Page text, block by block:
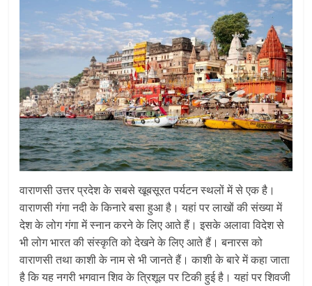
वाराणसी उत्तर प्रदेश के सबसे खूबसूरत पर्यटन स्थलों में से एक है।
वाराणसी गंगा नदी के किनारे बसा हुआ है। यहां पर लाखों की संख्या में
देश के लोग गंगा में स्नान करने के लिए आते हैं। इसके अलावा विदेश से
भी लोग भारत की संस्कृति को देखने के लिए आते हैं। बनारस को
वाराणसी तथा काशी के नाम से भी जानते हैं। काशी के बारे में कहा जाता
है कि यह नगरी भगवान शिव के त्रिशूल पर टिकी हुई है। यहां पर शिवजी